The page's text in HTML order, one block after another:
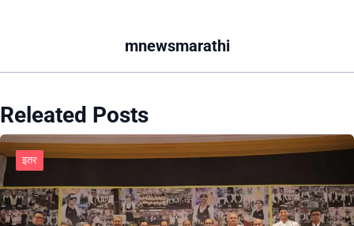
mnewsmarathi
Releated Posts
इतर